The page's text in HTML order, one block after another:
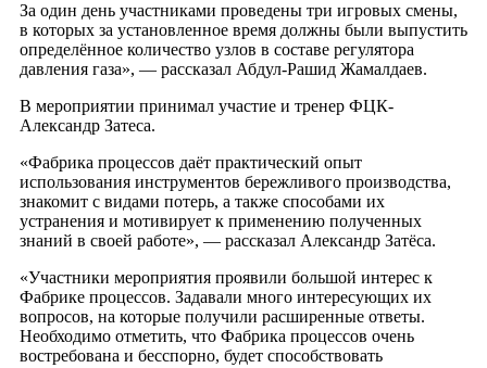
За один день участниками проведены три игровых смены,
в которых за установленное время должны были выпустить
определённое количество узлов в составе регулятора
давления газа», — рассказал Абдул-Рашид Жамалдаев.
В мероприятии принимал участие и тренер ФЦК-
Александр Затеса.
«Фабрика процессов даёт практический опыт
использования инструментов бережливого производства,
знакомит с видами потерь, а также способами их
устранения и мотивирует к применению полученных
знаний в своей работе», — рассказал Александр Затёса.
«Участники мероприятия проявили большой интерес к
Фабрике процессов. Задавали много интересующих их
вопросов, на которые получили расширенные ответы.
Необходимо отметить, что Фабрика процессов очень
востребована и бесспорно, будет способствовать